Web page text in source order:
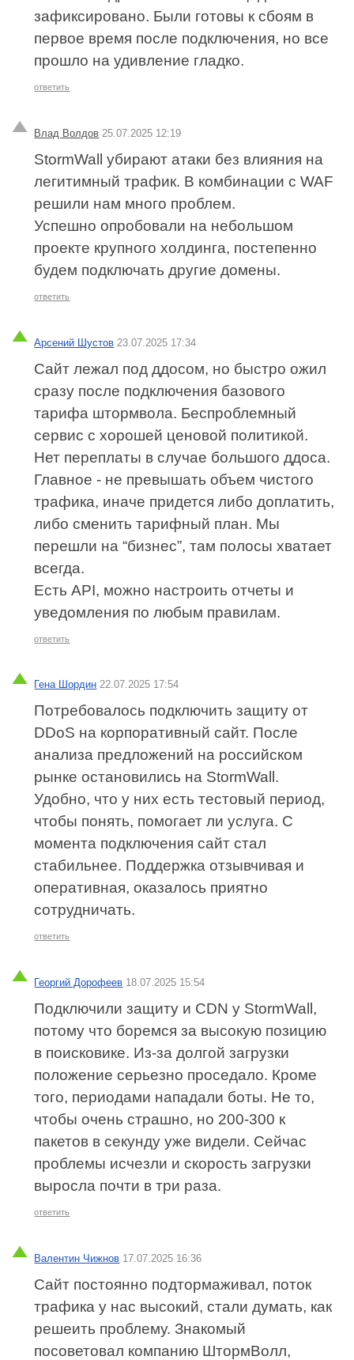
зафиксировано. Были готовы к сбоям в
первое время после подключения, но все
прошло на удивление гладко.
ответить
Влад Волдов 25.07.2025 12:19
StormWall убирают атаки без влияния на
легитимный трафик. В комбинации с WAF
решили нам много проблем.
Успешно опробовали на небольшом
проекте крупного холдинга, постепенно
будем подключать другие домены.
ответить
Арсений Шустов 23.07.2025 17:34
Сайт лежал под ддосом, но быстро ожил
сразу после подключения базового
тарифа штормвола. Беспроблемный
сервис с хорошей ценовой политикой.
Нет переплаты в случае большого ддоса.
Главное - не превышать объем чистого
трафика, иначе придется либо доплатить,
либо сменить тарифный план. Мы
перешли на “бизнес”, там полосы хватает
всегда.
Есть API, можно настроить отчеты и
уведомления по любым правилам.
ответить
Гена Шордин 22.07.2025 17:54
Потребовалось подключить защиту от
DDoS на корпоративный сайт. После
анализа предложений на российском
рынке остановились на StormWall.
Удобно, что у них есть тестовый период,
чтобы понять, помогает ли услуга. С
момента подключения сайт стал
стабильнее. Поддержка отзывчивая и
оперативная, оказалось приятно
сотрудничать.
ответить
Георгий Дорофеев 18.07.2025 15:54
Подключили защиту и CDN у StormWall,
потому что боремся за высокую позицию
в поисковике. Из-за долгой загрузки
положение серьезно проседало. Кроме
того, периодами нападали боты. Не то,
чтобы очень страшно, но 200-300 к
пакетов в секунду уже видели. Сейчас
проблемы исчезли и скорость загрузки
выросла почти в три раза.
ответить
Валентин Чижнов 17.07.2025 16:36
Сайт постоянно подтормаживал, поток
трафика у нас высокий, стали думать, как
решеить проблему. Знакомый
посоветовал компанию ШтормВолл,